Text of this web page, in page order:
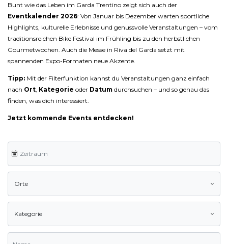
Bunt wie das Leben im Garda Trentino zeigt sich auch der
Eventkalender 2026: Von Januar bis Dezember warten sportliche
Highlights, kulturelle Erlebnisse und genussvolle Veranstaltungen – vom
traditionsreichen Bike Festival im Frühling bis zu den herbstlichen
Gourmetwochen. Auch die Messe in Riva del Garda setzt mit
spannenden Expo-Formaten neue Akzente.
Tipp: Mit der Filterfunktion kannst du Veranstaltungen ganz einfach
nach Ort Kategorie oder Datum durchsuchen – und so genau das
finden, was dich interessiert.
Jetzt kommende Events entdecken!
Orte
Kategorie